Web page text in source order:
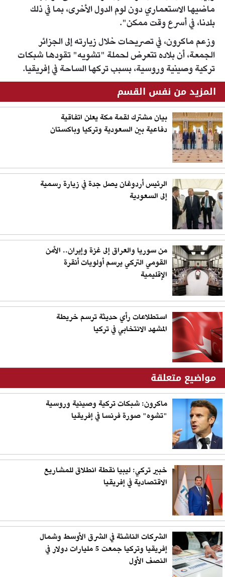
ماضيها الاستعماري دون لوم الدول الأخرى، بما في ذلك
بلدنا، في أسرع وقت ممكن".
وزعم ماكرون، في تصريحات خلال زيارته إلى الجزائر
الجمعة، أن بلاده تتعرض لحملة "تشويه" تقودها شبكات
تركية وصينية وروسية، بسبب تركها الساحة في إفريقيا.
المزيد من نفس القسم
بيان مشترك لقمة مكة يعلن اتفاقية
دفاعية بين السعودية وتركيا وباكستان
الرئيس أردوغان يصل جدة في زيارة رسمية
إلى السعودية
من سوريا والعراق إلى غزة وإيران.. الأمن
القومي التركي يرسم أولويات أنقرة
الإقليمية
استطلاعات رأي حديثة ترسم خريطة
المشهد الانتخابي في تركيا
مواضيع متعلقة
ماكرون: شبكات تركية وصينية وروسية
"تشوه" صورة فرنسا في إفريقيا
خبير تركي: ليبيا نقطة انطلاق للمشاريع
الاقتصادية في إفريقيا
الشركات الناشئة في الشرق الأوسط وشمال
إفريقيا وتركيا جمعت 5 مليارات دولار في
النصف الأول